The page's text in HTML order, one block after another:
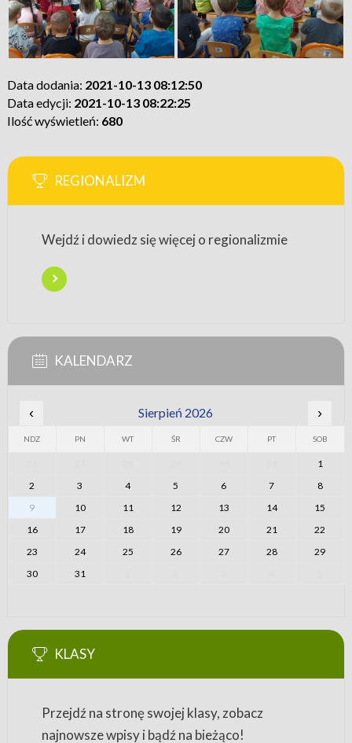
Data dodania: 2021-10-13 08:12:50
Data edycji: 2021-10-13 08:22:25
Ilość wyświetleń: 680
REGIONALIZM
Wejdź i dowiedz się więcej o regionalizmie
KALENDARZ
‹ Sierpień 2026 ›
NDZ PN WT ŚR CZW PT SOB
1
2
3 4 5 6 7
8
9
10 11 12 13 14
15
16
17 18 19 20 21
22
23
24 25 26 27 28
29
30
31
KLASY
Przejdź na stronę swojej klasy, zobacz
najnowsze wpisy i bądź na bieżąco!